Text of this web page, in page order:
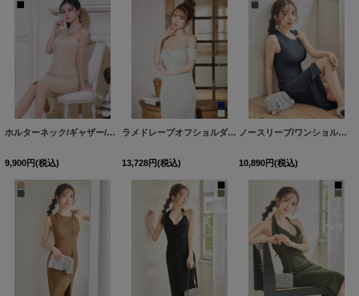
ホルターネック/ギャザー/ラメ生地/タイト/バックスリット/ミディアムドレス/キャバドレス【S-Lサイズ/2カラー】[OF03] 【IM】dzw
9,900円(税込)
ラメドレープオフショルダーミディアムドレス/キャバドレス【S-Lサイズ/2カラー】[OF03] 【YN】dzwv
13,728円(税込)
ノースリーブ/ワンショルダー/ラメ/無地/タイト/スリット/ミディアムドレス/キャバドレス【XS-Mサイズ/2カラー】[OF03]【YN】dzwvFV
10,890円(税込)